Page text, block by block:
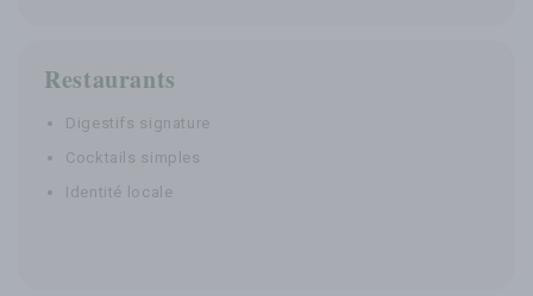
Restaurants
Digestifs signature
Cocktails simples
Identité locale